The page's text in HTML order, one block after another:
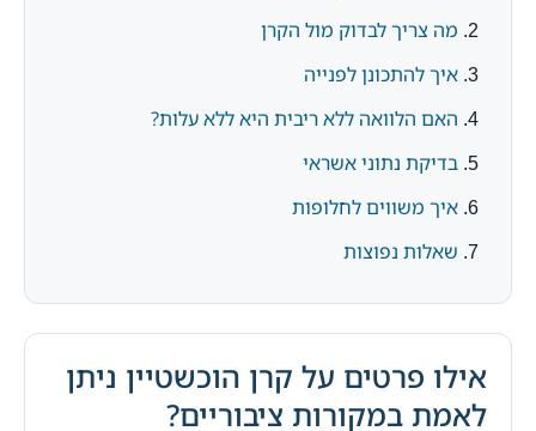
מה צריך לבדוק מול הקרן
איך להתכונן לפנייה
האם הלוואה ללא ריבית היא ללא עלות?
בדיקת נתוני אשראי
איך משווים לחלופות
שאלות נפוצות
אילו פרטים על קרן הוכשטיין ניתן
לאמת במקורות ציבוריים?